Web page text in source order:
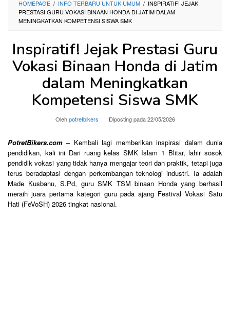
HOMEPAGE / INFO TERBARU UNTUK UMUM / INSPIRATIF! JEJAK
PRESTASI GURU VOKASI BINAAN HONDA DI JATIM DALAM
MENINGKATKAN KOMPETENSI SISWA SMK
Inspiratif! Jejak Prestasi Guru
Vokasi Binaan Honda di Jatim
dalam Meningkatkan
Kompetensi Siswa SMK
Olehpotretbikers Diposting pada22/05/2026
PotretBikers.com – Kembali lagi memberikan inspirasi dalam dunia
pendidikan, kali ini Dari ruang kelas SMK Islam 1 Blitar, lahir sosok
pendidik vokasi yang tidak hanya mengajar teori dan praktik, tetapi juga
terus beradaptasi dengan perkembangan teknologi industri. Ia adalah
Made Kusbanu, S.Pd, guru SMK TSM binaan Honda yang berhasil
meraih juara pertama kategori guru pada ajang Festival Vokasi Satu
Hati (FeVoSH) 2026 tingkat nasional.